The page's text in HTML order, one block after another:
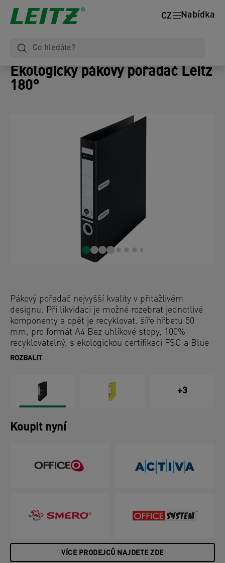
Nabídka
CZ
Ekologický pákový pořadač Leitz
180°
Pákový pořadač nejvyšší kvality v přitažlivém
designu. Při likvidaci je možné rozebrat jednotlivé
komponenty a opět je recyklovat. šíře hřbetu 50
mm, pro formát A4 Bez uhlíkové stopy, 100%
recyklovatelný, s ekologickou certifikací FSC a Blue
Angel. Tento odolný pákový pořadač výtečně zapadá
dobře nejen v klasické kanceláři, ale i doma. S
novými ekologickými výrobky společnosti Leitz
můžete nejen vylepšit své pracovní prostředí, ale
také přispět ke zlepšení prostředí naší planety.
ROZBALIT
+3
Koupit nyní
VÍCE PRODEJCŮ NAJDETE ZDE